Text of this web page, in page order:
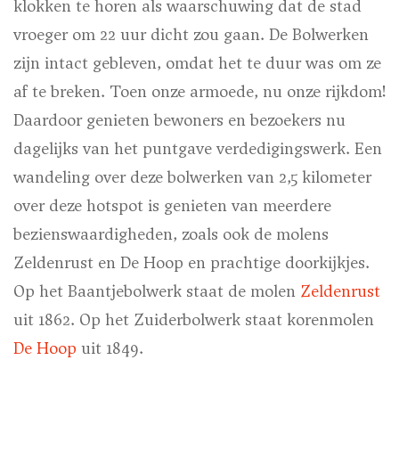
klokken te horen als waarschuwing dat de stad
vroeger om 22 uur dicht zou gaan. De Bolwerken
zijn intact gebleven, omdat het te duur was om ze
af te breken. Toen onze armoede, nu onze rijkdom!
Daardoor genieten bewoners en bezoekers nu
dagelijks van het puntgave verdedigingswerk. Een
wandeling over deze bolwerken van 2,5 kilometer
over deze hotspot is genieten van meerdere
bezienswaardigheden, zoals ook de molens
Zeldenrust en De Hoop en prachtige doorkijkjes.
Op het Baantjebolwerk staat de molen Zeldenrust
uit 1862. Op het Zuiderbolwerk staat korenmolen
De Hoop uit 1849.